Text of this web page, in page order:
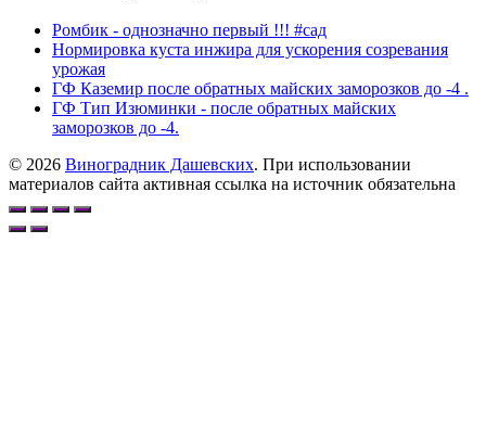
Ромбик - однозначно первый !!! #сад
Нормировка куста инжира для ускорения созревания
урожая
ГФ Каземир после обратных майских заморозков до -4 .
ГФ Тип Изюминки - после обратных майских
заморозков до -4.
© 2026 Виноградник Дашевских. При использовании
материалов сайта активная ссылка на источник обязательна